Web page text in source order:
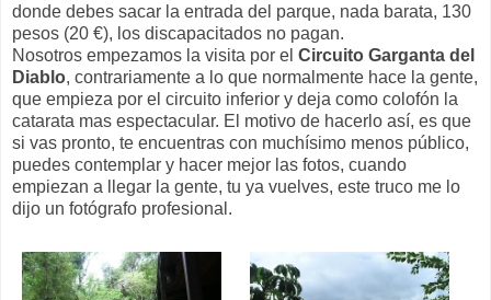
donde debes sacar la entrada del parque, nada barata, 130
pesos (20 €), los discapacitados no pagan.
Nosotros empezamos la visita por el Circuito Garganta del
Diablo, contrariamente a lo que normalmente hace la gente,
que empieza por el circuito inferior y deja como colofón la
catarata mas espectacular. El motivo de hacerlo así, es que
si vas pronto, te encuentras con muchísimo menos público,
puedes contemplar y hacer mejor las fotos, cuando
empiezan a llegar la gente, tu ya vuelves, este truco me lo
dijo un fotógrafo profesional.